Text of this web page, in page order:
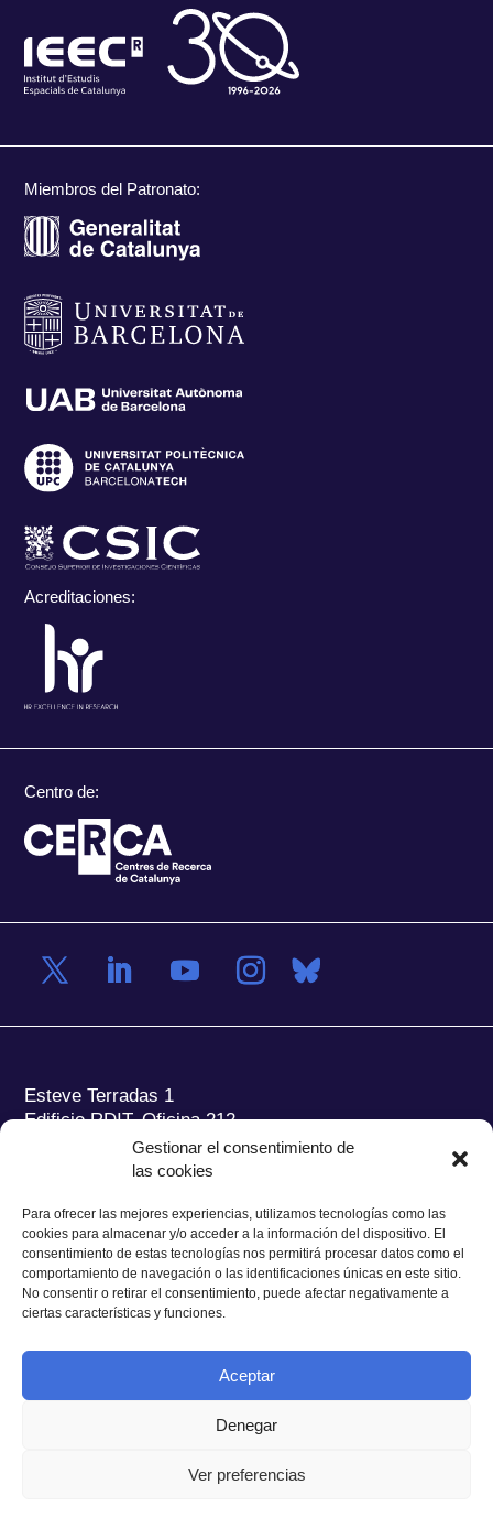
Gestionar el consentimiento de
las cookies
Para ofrecer las mejores experiencias, utilizamos tecnologías como las
cookies para almacenar y/o acceder a la información del dispositivo. El
consentimiento de estas tecnologías nos permitirá procesar datos como el
comportamiento de navegación o las identificaciones únicas en este sitio.
No consentir o retirar el consentimiento, puede afectar negativamente a
ciertas características y funciones.
Aceptar
Denegar
Ver preferencias
Miembros del Patronato:
Acreditaciones:
Centro de:
Esteve Terradas 1
Edificio RDIT, Oficina 212
Parc Mediterrani de la Tecnologia (PMT) Campus
08860 Castelldefels (Barcelona)
Tel.:+34 93 280 2088
Fax:+34 93 280 6395
E-mail:ieec@ieec.cat
Aviso legal